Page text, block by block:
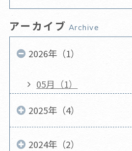
アーカイブ Archive
2026年（1）
05月（1）
2025年（4）
2024年（2）